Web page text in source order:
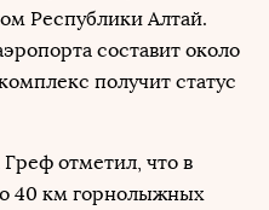
Республики Алтай.
составит около
получит статус
отметил, что в
40 км горнолыжных